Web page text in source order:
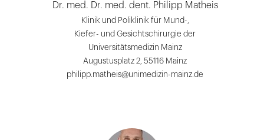
Dr. med. Dr. med. dent. Philipp Matheis
Klinik und Poliklinik für Mund-,
Kiefer- und Gesichtschirurgie der
Universitätsmedizin Mainz
Augustusplatz 2, 55116 Mainz
philipp.matheis@unimedizin-mainz.de